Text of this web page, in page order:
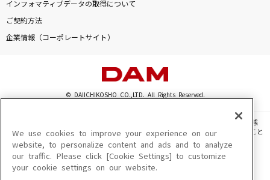
奏(かなで)
スキマスイッチ
DAMの新曲・ランキングなど
カラオケ最新情報をチェック！
インフォマティブデータの取得について
ご契約方法
企業情報（コーポレートサイト）
© DAIICHIKOSHO CO.,LTD. All Rights Reserved.
このサイトに掲載されている一切の文章・画像・写真・動画・音声等を、手段や形態
を問わず、著作権法の定める範囲を超えて無断で複製、転載、ファイル化などすること
を禁じます。
楽曲及びコンテンツは、機種によりご利用いただけない場合があります。
楽曲及びコンテンツの配信日、配信内容が変更になる場合があります。
We use cookies to improve your experience on our
website, to personalize content and ads and to analyze
our traffic. Please click [Cookie Settings] to customize
your cookie settings on our website.